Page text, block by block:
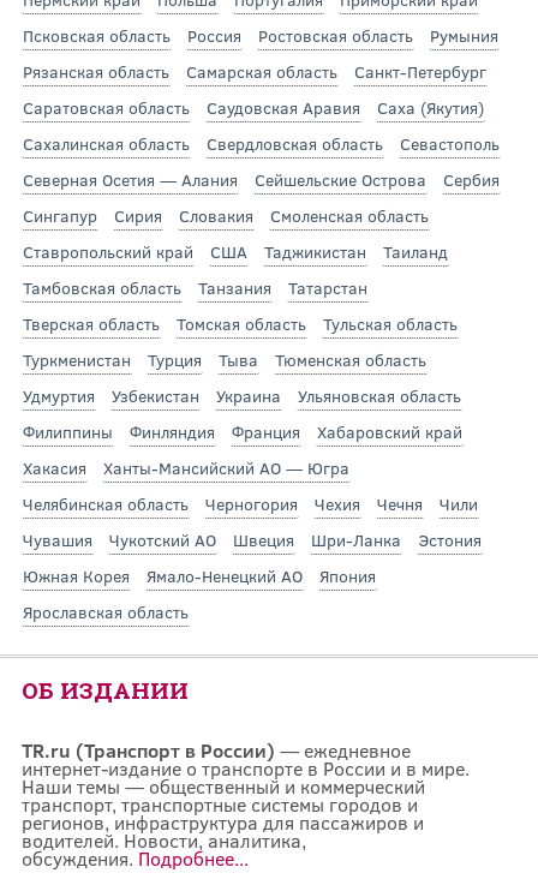
Псковская область
Россия Ростовская область
Румыния
Рязанская область
Самарская область
Санкт-Петербург
Саратовская область
Саудовская Аравия
Саха (Якутия)
Сахалинская область
Свердловская область
Севастополь
Северная Осетия — Алания
Сейшельские Острова
Сербия
Сингапур
Сирия Словакия
Смоленская область
Ставропольский край
США Таджикистан
Таиланд
Тамбовская область
Танзания
Татарстан
Тверская область
Томская область
Тульская область
Туркменистан
Турция Тыва
Тюменская область
Удмуртия
Узбекистан Украина
Ульяновская область
Филиппины
Финляндия Франция
Хабаровский край
Хакасия
Ханты-Мансийский АО — Югра
Челябинская область
Черногория Чехия Чечня
Чили
Чувашия
Чукотский АО Швеция Шри-Ланка
Эстония
Южная Корея
Ямало-Ненецкий АО
Япония
Ярославская область
ОБ ИЗДАНИИ
TR.ru (Транспорт в России) — ежедневное
интернет-издание о транспорте в России и в мире.
Наши темы — общественный и коммерческий
транспорт, транспортные системы городов и
регионов, инфраструктура для пассажиров и
водителей. Новости, аналитика,
обсуждения. Подробнее...